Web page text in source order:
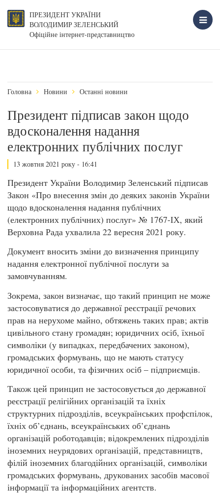
ПРЕЗИДЕНТ УКРАЇНИ
ВОЛОДИМИР ЗЕЛЕНСЬКИЙ
Офіційне інтернет-представництво
Головна Новини Останні новини
Президент підписав закон щодо
вдосконалення надання
електронних публічних послуг
13 жовтня 2021 року - 16:41
Президент України Володимир Зеленський підписав
Закон «Про внесення змін до деяких законів України
щодо вдосконалення надання публічних
(електронних публічних) послуг» № 1767-ІХ, який
Верховна Рада ухвалила 22 вересня 2021 року.
Документ вносить зміни до визначення принципу
надання електронної публічної послуги за
замовчуванням.
Зокрема, закон визначає, що такий принцип не може
застосовуватися до державної реєстрації речових
прав на нерухоме майно, обтяжень таких прав; актів
цивільного стану громадян; юридичних осіб, їхньої
символіки (у випадках, передбачених законом),
громадських формувань, що не мають статусу
юридичної особи, та фізичних осіб – підприємців.
Також цей принцип не застосовується до державної
реєстрації релігійних організацій та їхніх
структурних підрозділів, всеукраїнських профспілок,
їхніх об’єднань, всеукраїнських об’єднань
організацій роботодавців; відокремлених підрозділів
іноземних неурядових організацій, представництв,
філій іноземних благодійних організацій, символіки
громадських формувань, друкованих засобів масової
інформації та інформаційних агентств.